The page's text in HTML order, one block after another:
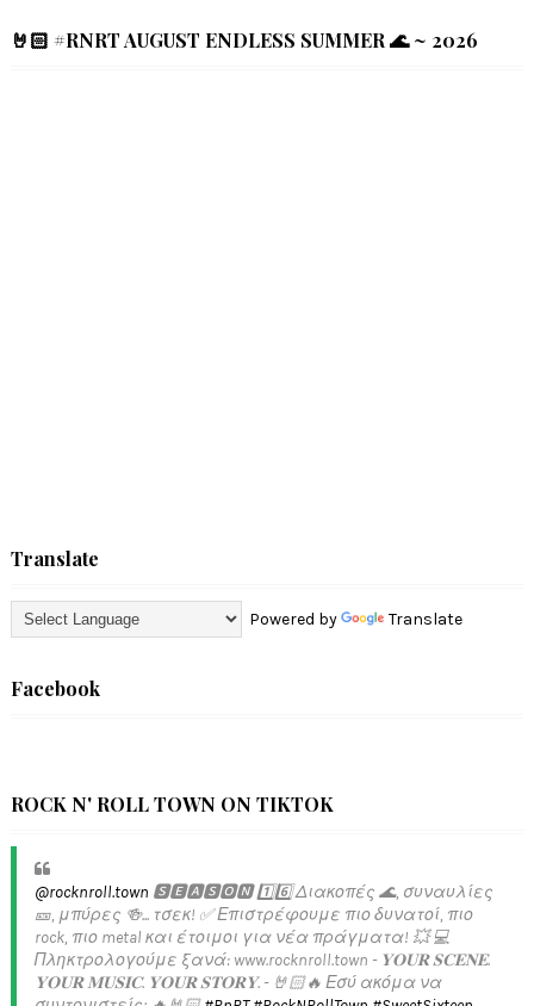
🤘🏻 #RNRT AUGUST ENDLESS SUMMER 🌊 ~ 2026
Translate
Powered by Translate
Facebook
ROCK N' ROLL TOWN ON TIKTOK
@rocknroll.town 🆂🅴🅰🆂🅾🅽 1️⃣6️⃣ Διακοπές 🌊, συναυλίες
🎫, μπύρες 🍻... τσεκ! ✅️ Επιστρέφουμε πιο δυνατοί, πιο
rock, πιο metal και έτοιμοι για νέα πράγματα! 💥 💻
Πληκτρολογούμε ξανά: www.rocknroll.town - 𝐘𝐎𝐔𝐑 𝐒𝐂𝐄𝐍𝐄.
𝐘𝐎𝐔𝐑 𝐌𝐔𝐒𝐈𝐂. 𝐘𝐎𝐔𝐑 𝐒𝐓𝐎𝐑𝐘. - 🤘🏻🔥 Εσύ ακόμα να